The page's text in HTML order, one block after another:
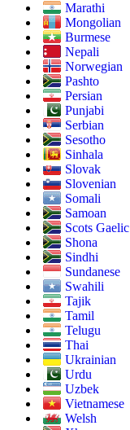
Marathi
Mongolian
Burmese
Nepali
Norwegian
Pashto
Persian
Punjabi
Serbian
Sesotho
Sinhala
Slovak
Slovenian
Somali
Samoan
Scots Gaelic
Shona
Sindhi
Sundanese
Swahili
Tajik
Tamil
Telugu
Thai
Ukrainian
Urdu
Uzbek
Vietnamese
Welsh